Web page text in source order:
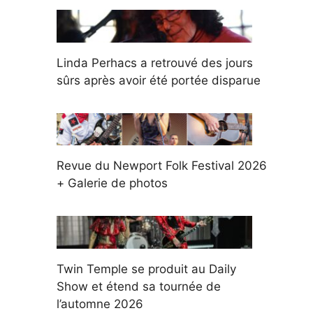
Linda Perhacs a retrouvé des jours
sûrs après avoir été portée disparue
Revue du Newport Folk Festival 2026
+ Galerie de photos
Twin Temple se produit au Daily
Show et étend sa tournée de
l’automne 2026